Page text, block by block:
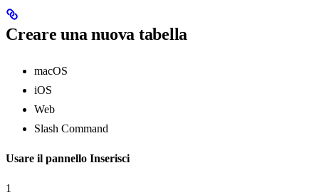
Creare una nuova tabella
macOS
iOS
Web
Slash Command
Usare il pannello Inserisci
1